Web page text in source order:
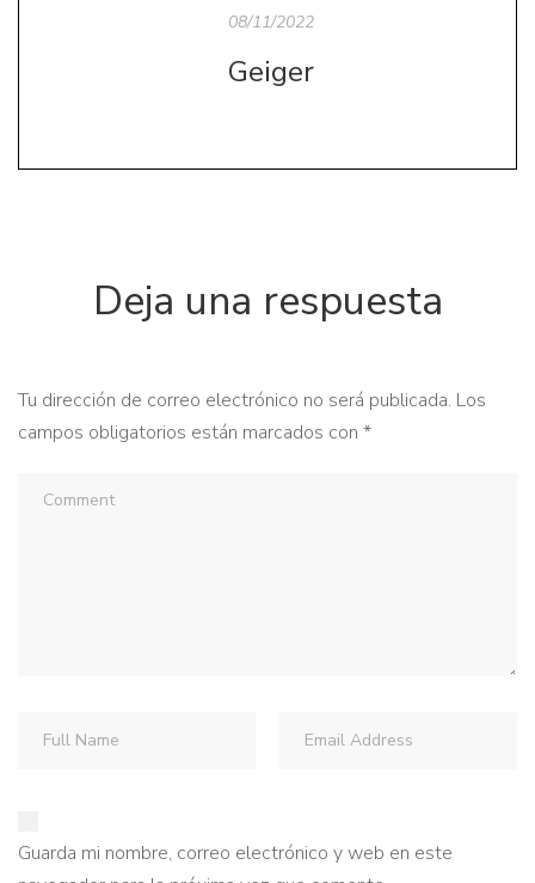
08/11/2022
Geiger
Deja una respuesta
Tu dirección de correo electrónico no será publicada. Los
campos obligatorios están marcados con *
Guarda mi nombre, correo electrónico y web en este